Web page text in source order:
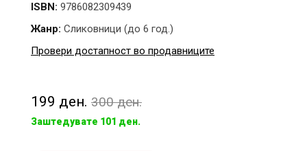
ISBN: 9786082309439
Жанр: Сликовници (до 6 год.)
Провери достапност во продавниците
199 ден. 300 ден.
Заштедувате 101 ден.